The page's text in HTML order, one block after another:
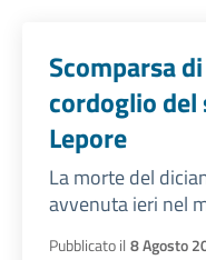
Scomparsa
cordoglio
Lepore
La morte del
avvenuta ieri nel
Pubblicato il 8 Agosto